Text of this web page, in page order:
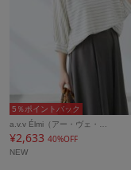
5％ポイントバック
a.v.v Élmi（アー・ヴェ・…
¥2,633 40%OFF
NEW